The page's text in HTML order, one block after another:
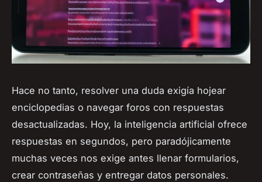
Hace no tanto, resolver una duda exigía hojear
enciclopedias o navegar foros con respuestas
desactualizadas. Hoy, la inteligencia artificial ofrece
respuestas en segundos, pero paradójicamente
muchas veces nos exige antes llenar formularios,
crear contraseñas y entregar datos personales.